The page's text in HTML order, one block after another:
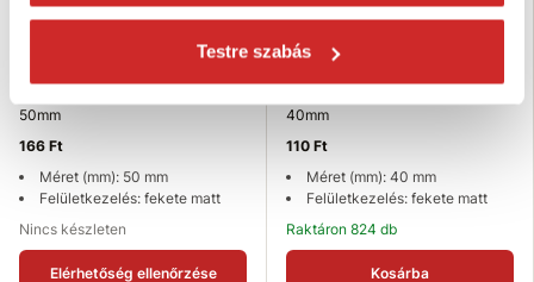
Testre szabás
50mm
166 Ft
Méret (mm): 50 mm
Felületkezelés: fekete matt
Nincs készleten
Elérhetőség ellenőrzése
40mm
110 Ft
Méret (mm): 40 mm
Felületkezelés: fekete matt
Raktáron 824 db
Kosárba